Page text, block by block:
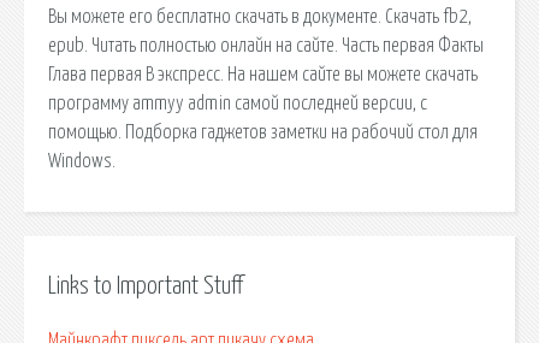
Вы можете его бесплатно скачать в документе. Скачать fb2,
epub. Читать полностью онлайн на сайте. Часть первая Факты
Глава первая В экспресс. На нашем сайте вы можете скачать
программу ammyy admin самой последней версии, с
помощью. Подборка гаджетов заметки на рабочий стол для
Windows.
Links to Important Stuff